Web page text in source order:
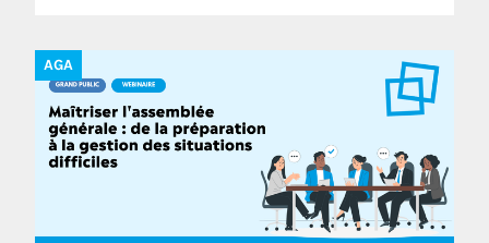
AGA